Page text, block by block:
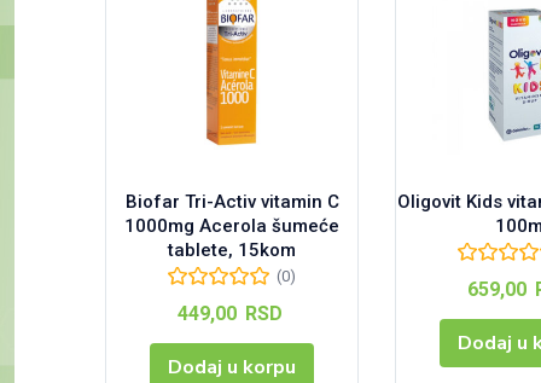
Biofar Tri-Activ vitamin C
1000mg Acerola šumeće
tablete, 15kom
(0)
449,00 RSD
Dodaj u korpu
Oligovit Kids
659,00
Dodaj u